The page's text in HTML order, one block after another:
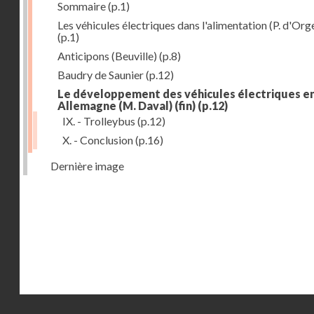
Sommaire(p.1)
Les véhicules électriques dans l'alimentation (P.
(p.1)
Anticipons (Beuville) (p.8)
Baudry de Saunier(p.12)
Le développement des véhicules électriques
Allemagne (M. Daval) (fin) (p.12)
IX. - Trolleybus (p.12)
X. - Conclusion(p.16)
Dernière image